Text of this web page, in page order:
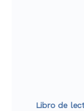
Libro de